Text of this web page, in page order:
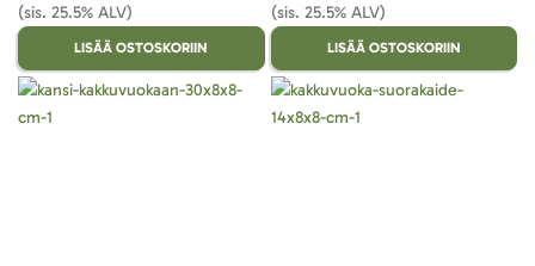
(sis. 25.5% ALV)
LISÄÄ OSTOSKORIIN
(sis. 25.5% ALV)
LISÄÄ OSTOSKORIIN